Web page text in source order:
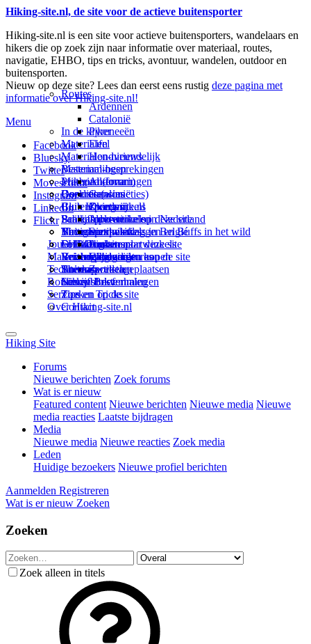
Hiking-site.nl, de site voor de actieve buitensporter
Hiking-site.nl is een site voor actieve buitensporters, wandelaars en
hikers die op zoek zijn naar informatie over materiaal, routes,
navigatie, EHBO, tips en tricks, avontuur, wandelen, outdoor en
buitensporten.
Nieuw op deze site? Lees dan eerst eens rustig deze pagina met
informatie over Hiking-site.nl!
Menu
Facebook
Bluesky
Twitter
Movescount
Instagram
LinkedIn
Flickr
Jouw Hiking-site.nl
Prikbord (forum)
Goodies (winacties)
Club Hiking-site.nl
Schrijfblok-artikelen
Virtuele exposities
Fotoalbums
Materialen: kiezen en kopen
In de kijker
Materialen
Materialen-nieuws
Materiaal-besprekingen
Materiaal-ervaringen
Boekrecensies
Buitensportwinkels
Buitensportwinkels in Nederland
Buitensportwinkels in Belgié
Online buitensportwinkels
Reisboekhandels
Technieken
Navigatie
EHBO
Verzorging
Thema-artikelen
Routes en Bestemmingen
Routes
Ardennen
Catalonië
Pyreneeën
Eifel
Hondvriendelijk
Bestemmingen
Andorra
Catalonië
Zweden
Paalkamperen
Thema-artikelen
Andorra
Catalonië
Zweden
Schrijfblokverhalen
Service
Buitensportvacatures
Buitensportstageplaatsen
Links
Tips en Tricks
Over Hiking-site.nl
Deze site
Over mij
Adverteren op deze site
Summit-vlaggen en Buffs in het wild
Linken naar deze site
Wijzigingen aan de site
Sitemap
Nieuwsbrief
Zoeken op de site
Contact
Hiking Site
Forums
Nieuwe berichten Zoek forums
Wat is er nieuw
Featured content Nieuwe berichten Nieuwe media Nieuwe
media reacties Laatste bijdragen
Media
Nieuwe media Nieuwe reacties Zoek media
Leden
Huidige bezoekers Nieuwe profiel berichten
Aanmelden Registreren
Wat is er nieuw Zoeken
Zoeken
Zoek alleen in titels